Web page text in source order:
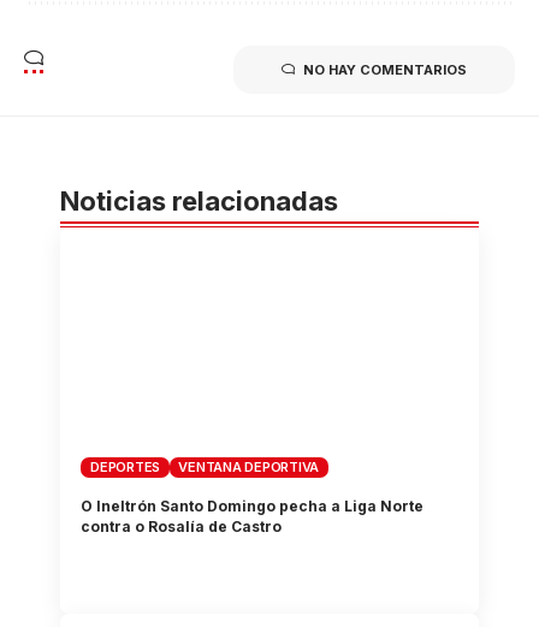
NO HAY COMENTARIOS
Noticias relacionadas
DEPORTES VENTANA DEPORTIVA
O Ineltrón Santo Domingo pecha a Liga Norte
contra o Rosalía de Castro